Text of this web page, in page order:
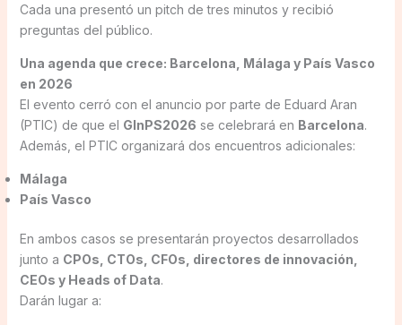
Cada una presentó un pitch de tres minutos y recibió
preguntas del público.
Una agenda que crece: Barcelona, Málaga y País Vasco
en 2026
El evento cerró con el anuncio por parte de Eduard Aran
(PTIC) de que el GInPS2026 se celebrará en Barcelona.
Además, el PTIC organizará dos encuentros adicionales:
Málaga
País Vasco
En ambos casos se presentarán proyectos desarrollados
junto a CPOs, CTOs, CFOs, directores de innovación,
CEOs y Heads of Data.
Darán lugar a: